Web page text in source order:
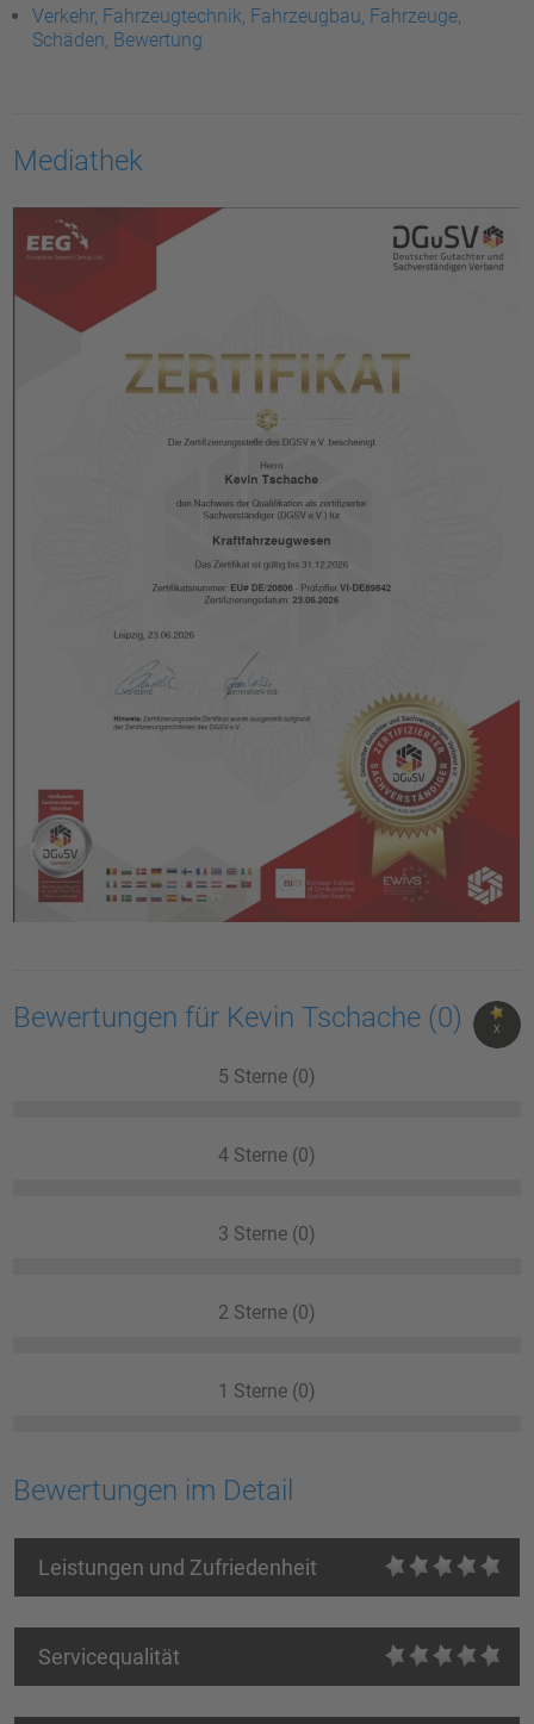
Verkehr, Fahrzeugtechnik, Fahrzeugbau, Fahrzeuge,
Schäden, Bewertung
Mediathek
X
Bewertungen für Kevin Tschache (0)
5 Sterne (0)
4 Sterne (0)
3 Sterne (0)
2 Sterne (0)
1 Sterne (0)
Bewertungen im Detail
Leistungen und Zufriedenheit
Servicequalität